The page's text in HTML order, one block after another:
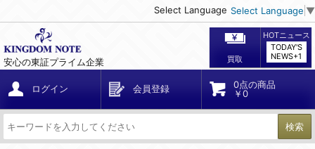
Select Language Select Language ▼
安心の東証プライム企業 買取
HOTニュース
TODAY'S
NEWS+1
ログイン 会員登録
0点の商品
￥0
検索